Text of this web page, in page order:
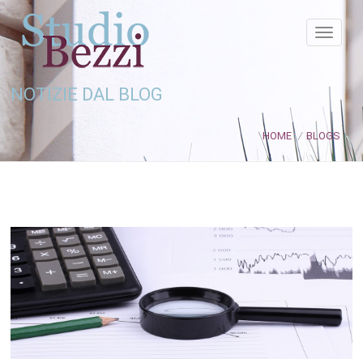
NOTIZIE DAL BLOG
HOME / BLOGS